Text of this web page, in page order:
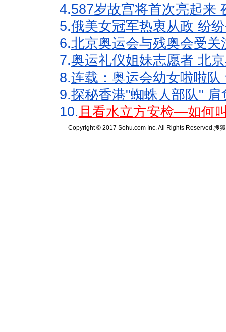
4.587岁故宫将首次亮起来
5.俄美女冠军热衷从政 纷
6.北京奥运会与残奥会受
7.奥运礼仪姐妹志愿者 北
8.连载：奥运会幼女啦啦
9.探秘香港"蜘蛛人部队"
10.且看水立方安检—如何
Copyright © 2017 Sohu.com Inc. All Rights Reserved.搜